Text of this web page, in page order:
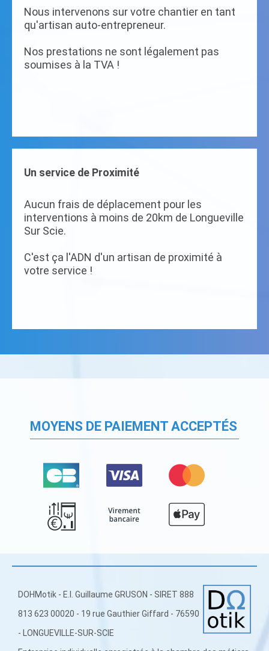
Nous intervenons sur votre chantier en tant
qu'artisan auto-entrepreneur.
Nos prestations ne sont légalement pas
soumises à la TVA !
Un service de Proximité
Aucun frais de déplacement pour les
interventions à moins de 20km de Longueville
Sur Scie.
C'est ça l'ADN d'un artisan de proximité à
votre service !
MOYENS DE PAIEMENT ACCEPTÉS
DOHMotik - E.I. Guillaume GRUSON - SIRET 888
813 623 00020 - 19 rue Gauthier Giffard - 76590
- LONGUEVILLE-SUR-SCIE